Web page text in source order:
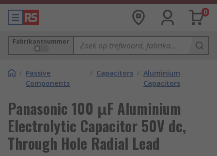
0
Fabrikantnummer
/ Passive
Components
/ Capacitors / Aluminium
Capacitors
Panasonic 100 μF Aluminium
Electrolytic Capacitor 50V dc,
Through Hole Radial Lead